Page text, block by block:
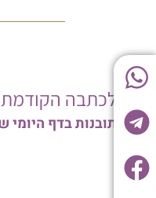
לכתבה הקודמת